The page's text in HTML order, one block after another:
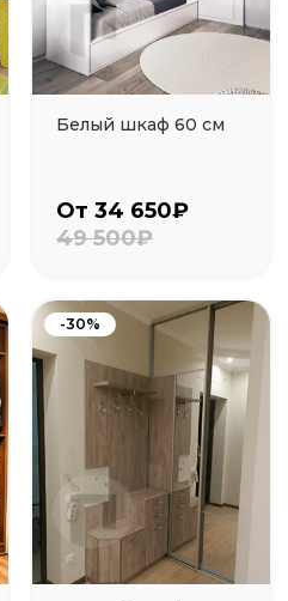
Белый шкаф 60 см
От 34 650₽
49 500₽
-30%